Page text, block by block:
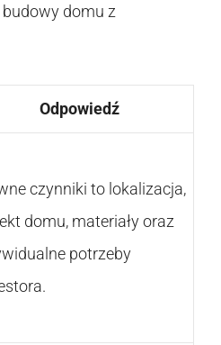
domu z
Odpowiedź
czynniki to lokalizacja,
domu, materiały oraz
potrzeby